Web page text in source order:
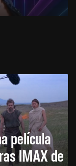
película
IMAX de